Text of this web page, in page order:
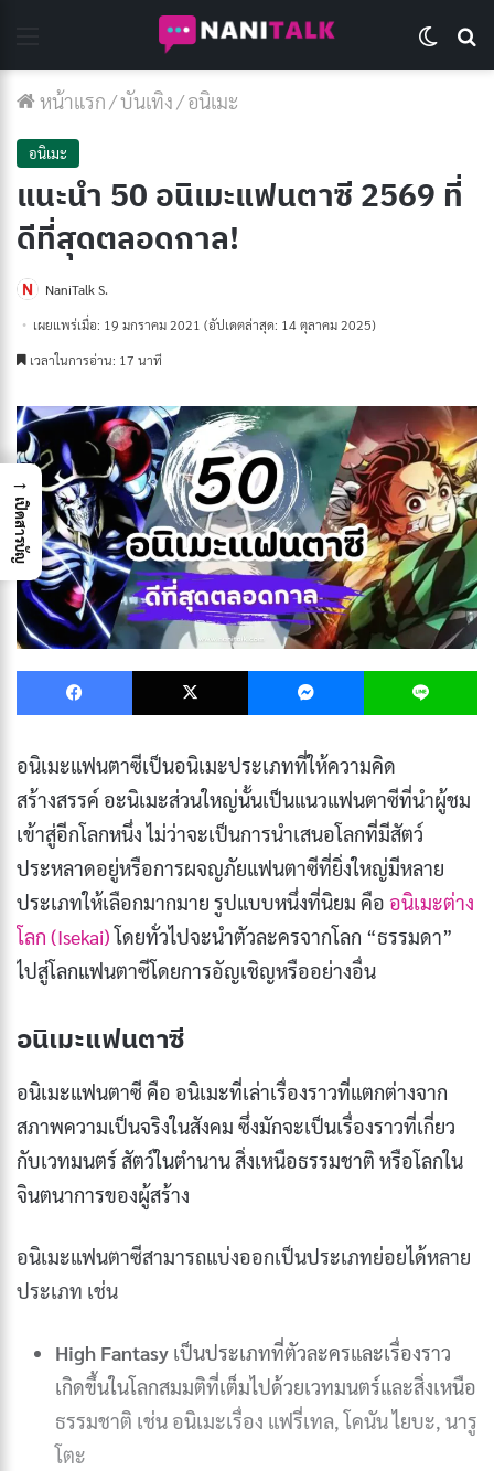
หน้าแรก/บันเทิง/อนิเมะ
อนิเมะ
แนะนํา 50 อนิเมะแฟนตาซี 2569 ที่
ดีที่สุดตลอดกาล!
NaniTalk S.
เผยแพร่เมื่อ: 19 มกราคม 2021 (อัปเดตล่าสุด: 14 ตุลาคม 2025)
เวลาในการอ่าน: 17 นาที
Facebook X Messenger
อนิเมะแฟนตาซีเป็นอนิเมะประเภทที่ให้ความคิด
สร้างสรรค์ อะนิเมะส่วนใหญ่นั้นเป็นแนวแฟนตาซีที่นำผู้ชม
เข้าสู่อีกโลกหนึ่ง ไม่ว่าจะเป็นการนำเสนอโลกที่มีสัตว์
ประหลาดอยู่หรือการผจญภัยแฟนตาซีที่ยิ่งใหญ่มีหลาย
ประเภทให้เลือกมากมาย รูปแบบหนึ่งที่นิยม คือ อนิเมะต่าง
โลก (Isekai)โดยทั่วไปจะนำตัวละครจากโลก “ธรรมดา”
ไปสู่โลกแฟนตาซีโดยการอัญเชิญหรืออย่างอื่น
อนิเมะแฟนตาซี
อนิเมะแฟนตาซี คือ อนิเมะที่เล่าเรื่องราวที่แตกต่างจาก
สภาพความเป็นจริงในสังคม ซึ่งมักจะเป็นเรื่องราวที่เกี่ยว
กับเวทมนตร์ สัตว์ในตำนาน สิ่งเหนือธรรมชาติ หรือโลกใน
จินตนาการของผู้สร้าง
อนิเมะแฟนตาซีสามารถแบ่งออกเป็นประเภทย่อยได้หลาย
ประเภท เช่น
High Fantasy เป็นประเภทที่ตัวละครและเรื่องราว
เกิดขึ้นในโลกสมมติที่เต็มไปด้วยเวทมนตร์และสิ่งเหนือ
ธรรมชาติ เช่น อนิเมะเรื่อง แฟรี่เทล, โคนัน ไยบะ, นารู
โตะ
→
เปิดสารบัญ